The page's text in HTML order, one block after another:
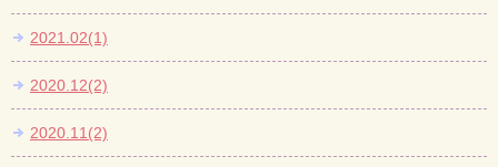
2021.02(1)
2020.12(2)
2020.11(2)